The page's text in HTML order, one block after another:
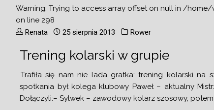
Warning: Trying to access array offset on null in /home/
on line 298
Renata
25 sierpnia 2013 Rower
Trening kolarski w grupie
Trafiła się nam nie lada gratka: trening kolarski
spotkania był kolega klubowy Paweł – aktualny
Dołączyli:– Sylwek – zawodowy kolarz szosowy,